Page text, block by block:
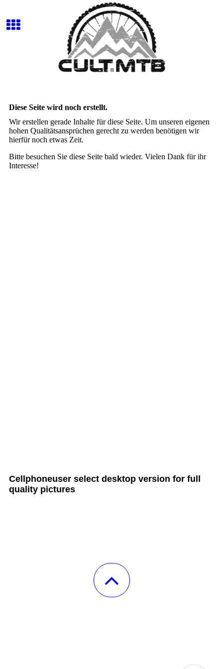
Diese Seite wird noch erstellt.
Wir erstellen gerade Inhalte für diese Seite. Um unseren eigenen
hohen Qualitätsansprüchen gerecht zu werden benötigen wir
hierfür noch etwas Zeit.
Bitte besuchen Sie diese Seite bald wieder. Vielen Dank für ihr
Interesse!
Cellphoneuser select desktop version for full
quality pictures